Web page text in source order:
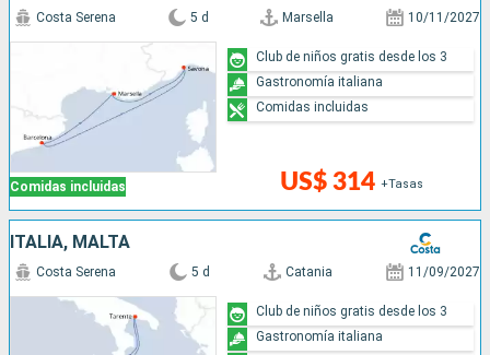
Comidas incluidas
Costa Serena 5 d Marsella 10/11/2027
US$ 314 +Tasas
Club de niños gratis desde los 3
Gastronomía italiana
Comidas incluidas
ITALIA, MALTA
Costa Serena 5 d Catania 11/09/2027
Club de niños gratis desde los 3
Gastronomía italiana